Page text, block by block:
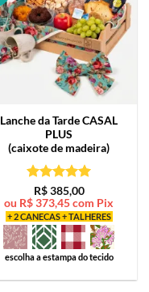
Lanche da TardeCASAL
PLUS
(caixote de madeira)
Avaliação5
de 5
R$385,00
ou R$373,45com Pix
+ 2 CANECAS + TALHERES
escolha a estampa do tecido